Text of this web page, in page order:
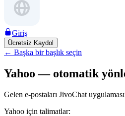
Giriş
Ücretsiz Kaydol
← Başka bir başlık seçin
Yahoo — otomatik
Gelen e-postaları JivoChat
Yahoo için talimatlar: